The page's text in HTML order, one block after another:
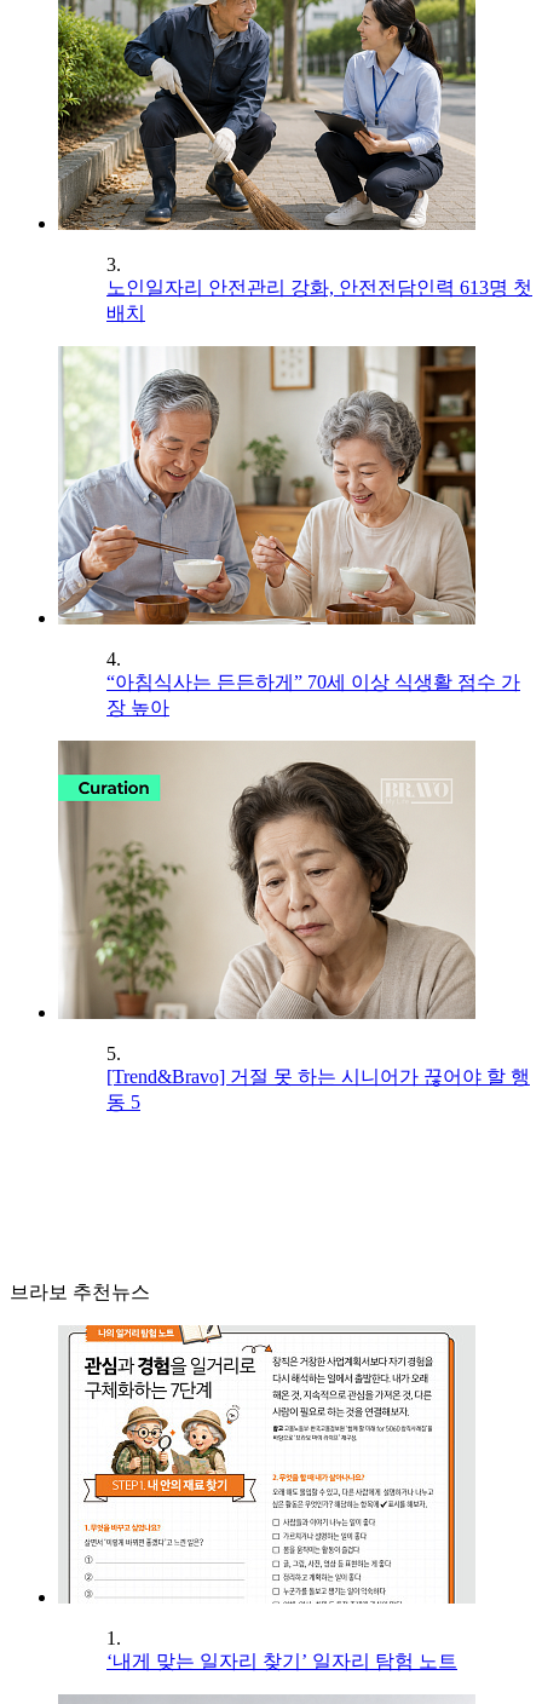
3.
노인일자리 안전관리 강화, 안전전담인력 613명 첫
배치
4.
“아침식사는 든든하게” 70세 이상 식생활 점수 가
장 높아
5.
[Trend&Bravo] 거절 못 하는 시니어가 끊어야 할 행
동 5
브라보 추천뉴스
1.
‘내게 맞는 일자리 찾기’ 일자리 탐험 노트